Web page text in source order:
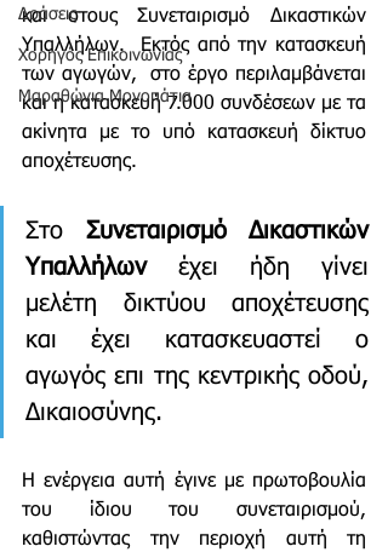
Δράσεις
Χορηγός Επικοινωνίας
Μαραθώνια Μονοπάτια
και στους Συνεταιρισμό Δικαστικών
Υπαλλήλων.  Εκτός από την κατασκευή
των αγωγών,  στο έργο περιλαμβάνεται
και η κατασκευή 7.000 συνδέσεων με τα
ακίνητα με το υπό κατασκευή δίκτυο
αποχέτευσης.
Στο Συνεταιρισμό Δικαστικών
Υπαλλήλων έχει ήδη γίνει
μελέτη δικτύου αποχέτευσης
και έχει κατασκευαστεί ο
αγωγός επι της κεντρικής οδού,
Δικαιοσύνης.
Η ενέργεια αυτή έγινε με πρωτοβουλία
του ίδιου του συνεταιρισμού,
καθιστώντας την περιοχή αυτή τη